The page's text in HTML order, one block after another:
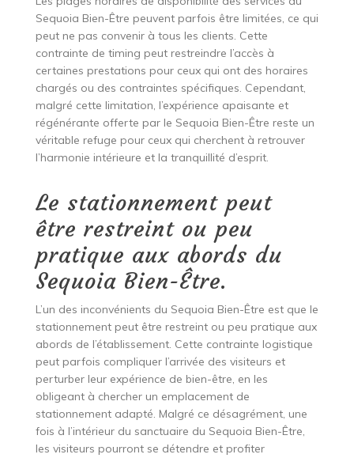
Sequoia Bien-Être peuvent parfois être limitées, ce qui
peut ne pas convenir à tous les clients. Cette
contrainte de timing peut restreindre l’accès à
certaines prestations pour ceux qui ont des horaires
chargés ou des contraintes spécifiques. Cependant,
malgré cette limitation, l’expérience apaisante et
régénérante offerte par le Sequoia Bien-Être reste un
véritable refuge pour ceux qui cherchent à retrouver
l’harmonie intérieure et la tranquillité d’esprit.
Le stationnement peut
être restreint ou peu
pratique aux abords du
Sequoia Bien-Être.
L’un des inconvénients du Sequoia Bien-Être est que le
stationnement peut être restreint ou peu pratique aux
abords de l’établissement. Cette contrainte logistique
peut parfois compliquer l’arrivée des visiteurs et
perturber leur expérience de bien-être, en les
obligeant à chercher un emplacement de
stationnement adapté. Malgré ce désagrément, une
fois à l’intérieur du sanctuaire du Sequoia Bien-Être,
les visiteurs pourront se détendre et profiter